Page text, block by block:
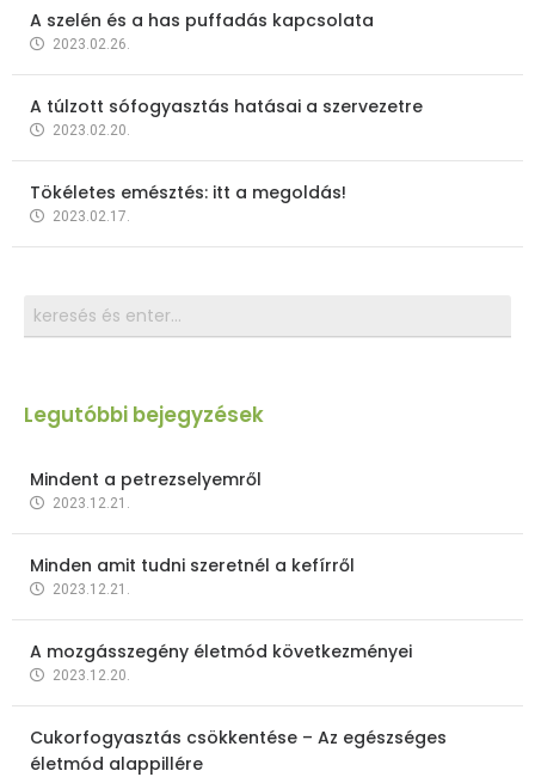
A szelén és a has puffadás kapcsolata
2023.02.26.
A túlzott sófogyasztás hatásai a szervezetre
2023.02.20.
Tökéletes emésztés: itt a megoldás!
2023.02.17.
Legutóbbi bejegyzések
Mindent a petrezselyemről
2023.12.21.
Minden amit tudni szeretnél a kefírről
2023.12.21.
A mozgásszegény életmód következményei
2023.12.20.
Cukorfogyasztás csökkentése – Az egészséges
életmód alappillére